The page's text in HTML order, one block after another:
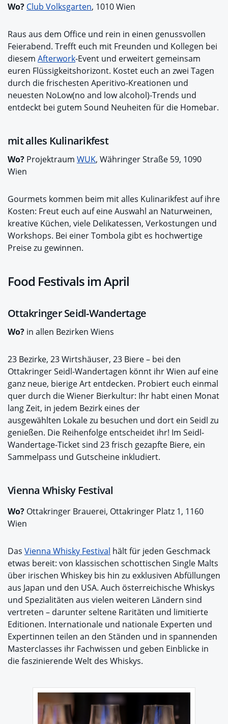
Wo? Club Volksgarten, 1010 Wien
Raus aus dem Office und rein in einen genussvollen
Feierabend. Trefft euch mit Freunden und Kollegen bei
diesem Afterwork-Event und erweitert gemeinsam
euren Flüssigkeitshorizont. Kostet euch an zwei Tagen
durch die frischesten Aperitivo-Kreationen und
neuesten NoLow(no and low alcohol)-Trends und
entdeckt bei gutem Sound Neuheiten für die Homebar.
mit alles Kulinarikfest
Wo? Projektraum WUK, Währinger Straße 59, 1090
Wien
Gourmets kommen beim mit alles Kulinarikfest auf ihre
Kosten: Freut euch auf eine Auswahl an Naturweinen,
kreative Küchen, viele Delikatessen, Verkostungen und
Workshops. Bei einer Tombola gibt es hochwertige
Preise zu gewinnen.
Food Festivals im April
Ottakringer Seidl-Wandertage
Wo? in allen Bezirken Wiens
23 Bezirke, 23 Wirtshäuser, 23 Biere – bei den
Ottakringer Seidl-Wandertagen könnt ihr Wien auf eine
ganz neue, bierige Art entdecken. Probiert euch einmal
quer durch die Wiener Bierkultur: Ihr habt einen Monat
lang Zeit, in jedem Bezirk eines der
ausgewählten Lokale zu besuchen und dort ein Seidl zu
genießen. Die Reihenfolge entscheidet ihr! Im Seidl-
Wandertage-Ticket sind 23 frisch gezapfte Biere, ein
Sammelpass und Gutscheine inkludiert.
Vienna Whisky Festival
Wo? Ottakringer Brauerei, Ottakringer Platz 1, 1160
Wien
Das Vienna Whisky Festival hält für jeden Geschmack
etwas bereit: von klassischen schottischen Single Malts
über irischen Whiskey bis hin zu exklusiven Abfüllungen
aus Japan und den USA. Auch österreichische Whiskys
und Spezialitäten aus vielen weiteren Ländern sind
vertreten – darunter seltene Raritäten und limitierte
Editionen. Internationale und nationale Experten und
Expertinnen teilen an den Ständen und in spannenden
Masterclasses ihr Fachwissen und geben Einblicke in
die faszinierende Welt des Whiskys.